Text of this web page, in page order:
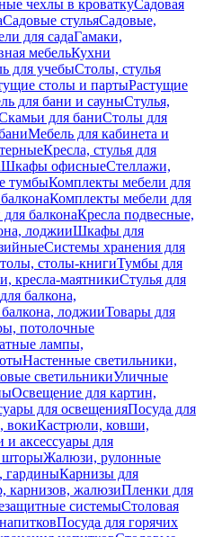
чехлы в кроваткуСадовая
Садовые стульяСадовые,
для садаГамаки,
мебельКухни
для учебыСтолы, стулья
столы и партыРастущие
для бани и сауныСтулья,
для баниСтолы для
Мебель для кабинета и
Кресла, стулья для
Шкафы офисныеСтеллажи,
тумбыКомплекты мебели для
Комплекты мебели для
балконаКресла подвесные,
лоджииШкафы для
Системы хранения для
столы-книгиТумбы для
кресла-маятникиСтулья для
балкона,
лоджииТовары для
потолочные
лампы,
Настенные светильники,
светильникиУличные
Освещение для картин,
для освещенияПосуда для
вокиКастрюли, ковши,
аксессуары для
Жалюзи, рулонные
Карнизы для
карнизов, жалюзиПленки для
системыСтоловая
Посуда для горячих